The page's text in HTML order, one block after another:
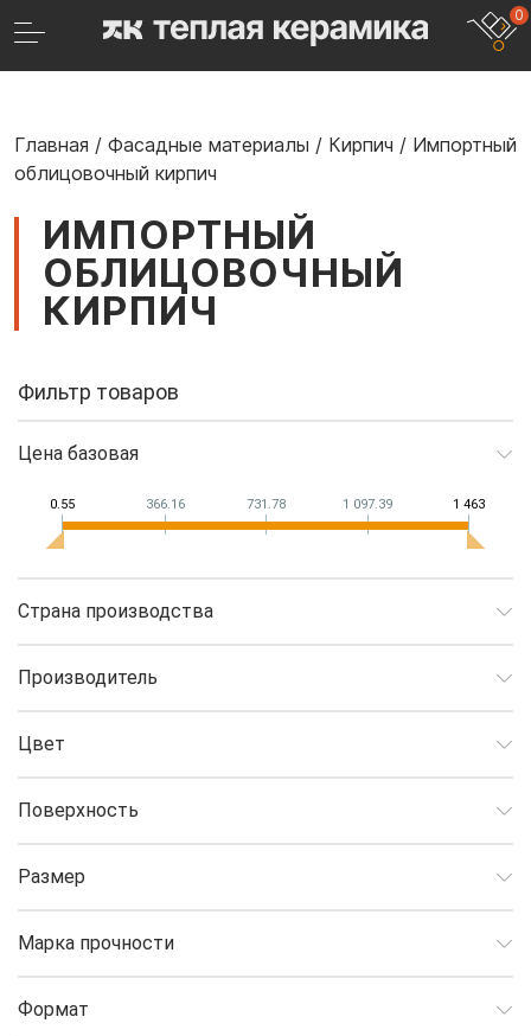
0
Главная / Фасадные материалы / Кирпич / Импортный
облицовочный кирпич
ИМПОРТНЫЙ
ОБЛИЦОВОЧНЫЙ
КИРПИЧ
Фильтр товаров
Цена базовая
0.55 366.16 731.78 1 097.39 1 463
Страна производства
Производитель
Цвет
Поверхность
Размер
Марка прочности
Формат